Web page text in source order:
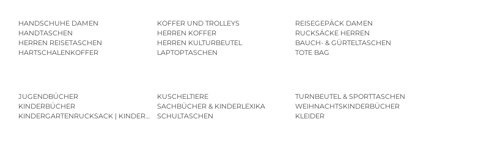
HANDSCHUHE DAMEN
HANDTASCHEN
HERREN REISETASCHEN
HARTSCHALENKOFFER
KOFFER UND TROLLEYS
HERREN KOFFER
HERREN KULTURBEUTEL
LAPTOPTASCHEN
REISEGEPÄCK DAMEN
RUCKSÄCKE HERREN
BAUCH- & GÜRTELTASCHEN
TOTE BAG
JUGENDBÜCHER
KINDERBÜCHER
KINDERGARTENRUCKSACK | KINDERGARTENBEUTEL
KUSCHELTIERE
SACHBÜCHER & KINDERLEXIKA
SCHULTASCHEN
TURNBEUTEL & SPORTTASCHEN
WEIHNACHTSKINDERBÜCHER
KLEIDER